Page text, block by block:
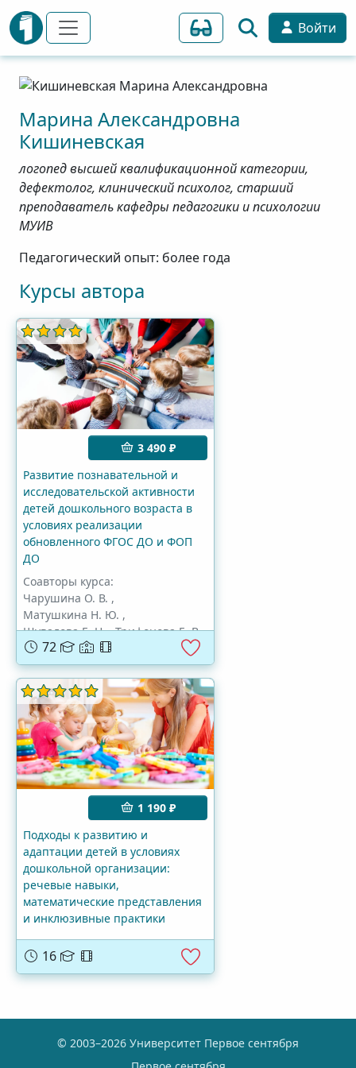
Войти
Марина Александровна
Кишиневская
логопед высшей квалификационной категории,
дефектолог, клинический психолог, старший
преподаватель кафедры педагогики и психологии
МУИВ
Педагогический опыт: более года
Курсы автора
3 490 ₽
Развитие познавательной и
исследовательской активности
детей дошкольного возраста в
условиях реализации
обновленного ФГОС ДО и ФОП
ДО
Соавторы курса:
Чарушина О. В. ,
Матушкина Н. Ю. ,
Шувалова Е. Н.,Трифонова Е. В.,
Чепкаускене Е. Е.
72
1 190 ₽
Подходы к развитию и
адаптации детей в условиях
дошкольной организации:
речевые навыки,
математические представления
и инклюзивные практики
16
© 2003–2026 Университет Первое сентября